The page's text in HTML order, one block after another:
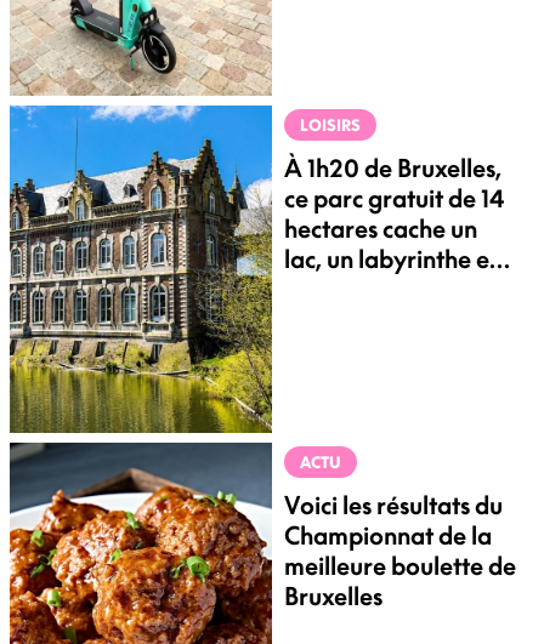
LOISIRS
À 1h20 de Bruxelles,
ce parc gratuit de 14
hectares cache un
lac, un labyrinthe et
ACTU
Voici les résultats du
Championnat de la
meilleure boulette de
Bruxelles